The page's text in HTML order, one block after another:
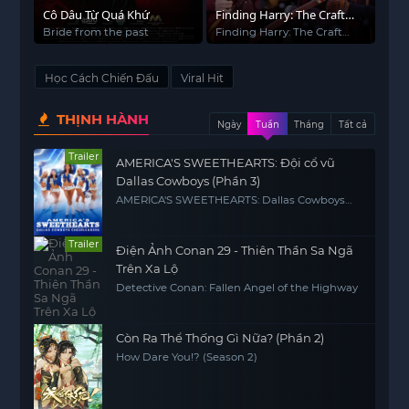
Cô Dâu Từ Quá Khứ
Bride from the past
Finding Harry: The Craft
Behind the Magic
Finding Harry: The Craft
Học Cách Chiến Đấu Viral Hit
THỊNH HÀNH Ngày Tuần Tháng Tất cả
Trailer
AMERICA'S SWEETHEARTS: Đội cổ vũ
Dallas Cowboys (Phần 3)
AMERICA'S SWEETHEARTS: Dallas Cowboys
Trailer
Điện Ảnh Conan 29 - Thiên Thần Sa Ngã
Trên Xa Lộ
Detective Conan: Fallen Angel of the Highway
Còn Ra Thể Thống Gì Nữa? (Phần 2)
How Dare You!? (Season 2)